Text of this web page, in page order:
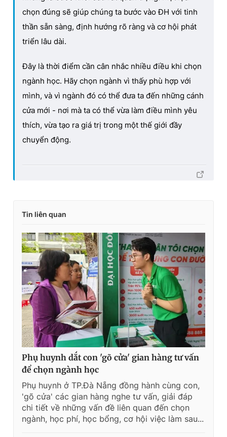
chọn đúng sẽ giúp chúng ta bước vào ĐH với tinh
thần sẵn sàng, định hướng rõ ràng và cơ hội phát
triển lâu dài.
Đây là thời điểm cần cân nhắc nhiều điều khi chọn
ngành học. Hãy chọn ngành vì thấy phù hợp với
mình, và vì ngành đó có thể đưa ta đến những cánh
cửa mới - nơi mà ta có thể vừa làm điều mình yêu
thích, vừa tạo ra giá trị trong một thế giới đầy
chuyển động.
Tin liên quan
Phụ huynh dắt con 'gõ cửa' gian hàng tư vấn
để chọn ngành học
Phụ huynh ở TP.Đà Nẵng đồng hành cùng con,
'gõ cửa' các gian hàng nghe tư vấn, giải đáp
chi tiết về những vấn đề liên quan đến chọn
ngành, học phí, học bổng, cơ hội việc làm sau...